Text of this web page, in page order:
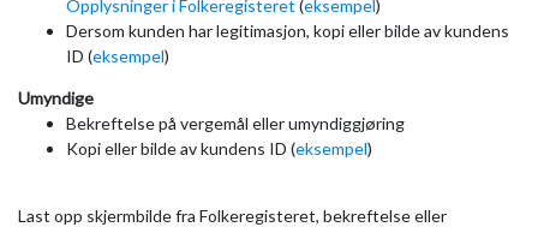
Opplysninger i Folkeregisteret (eksempel)
Dersom kunden har legitimasjon, kopi eller bilde av kundens
ID (eksempel)
Umyndige
Bekreftelse på vergemål eller umyndiggjøring
Kopi eller bilde av kundens ID (eksempel)
Last opp skjermbilde fra Folkeregisteret, bekreftelse eller